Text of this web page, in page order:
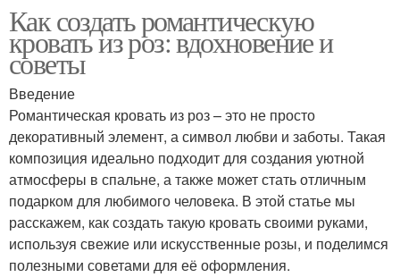
Как создать романтическую
кровать из роз: вдохновение и
советы
Введение
Романтическая кровать из роз – это не просто
декоративный элемент, а символ любви и заботы. Такая
композиция идеально подходит для создания уютной
атмосферы в спальне, а также может стать отличным
подарком для любимого человека. В этой статье мы
расскажем, как создать такую кровать своими руками,
используя свежие или искусственные розы, и поделимся
полезными советами для её оформления.